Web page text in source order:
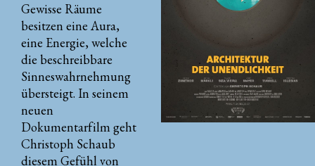
Gewisse Räume
besitzen eine Aura,
eine Energie, welche
die beschreibbare
Sinneswahrnehmung
übersteigt. In seinem
neuen
Dokumentarfilm geht
Christoph Schaub
diesem Gefühl von